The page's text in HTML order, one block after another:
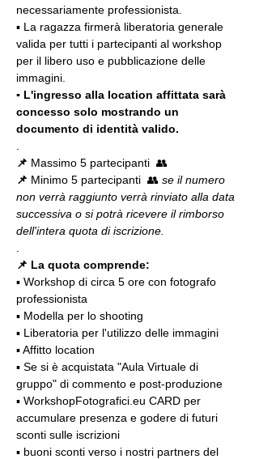
necessariamente professionista.
▪️ La ragazza firmerà liberatoria generale
valida per tutti i partecipanti al workshop
per il libero uso e pubblicazione delle
immagini.
▪️ L'ingresso alla location affittata sarà
concesso solo mostrando un
documento di identità valido.
📌 Massimo 5 partecipanti  👥
📌 Minimo 5 partecipanti  👥 se il numero
non verrà raggiunto verrà rinviato alla data
successiva o si potrà ricevere il rimborso
dell'intera quota di iscrizione.
📌 La quota comprende:
▪️ Workshop di circa 5 ore con fotografo
professionista
▪️ Modella per lo shooting
▪️ Liberatoria per l'utilizzo delle immagini
▪️ Affitto location
▪️ Se si è acquistata "Aula Virtuale di
gruppo" di commento e post-produzione
▪️ WorkshopFotografici.eu CARD per
accumulare presenza e godere di futuri
sconti sulle iscrizioni
▪️ buoni sconti verso i nostri partners del